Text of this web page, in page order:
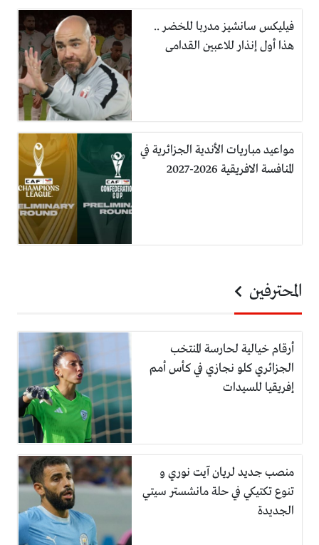
فيليكس سانشيز مدربا للخضر ..
هذا أول إنذار للاعبين القدامى
مواعيد مباريات الأندية الجزائرية في
المنافسة الافريقية 2026-2027
المحترفين
أرقام خيالية لحارسة المنتخب
الجزائري كلو نجازي في كأس أمم
إفريقيا للسيدات
منصب جديد لريان آيت نوري و
تنوع تكتيكي في حلة مانشستر سيتي
الجديدة